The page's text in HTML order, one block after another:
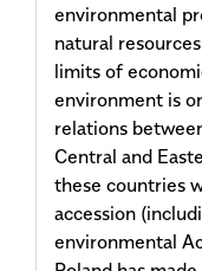
environmental
natural
limits of
environment is
relations
Central and
these countries
accession
environmental